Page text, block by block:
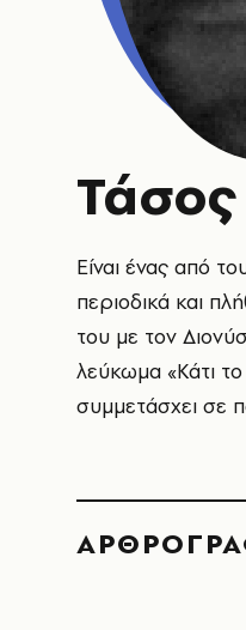
Είναι ένας από
περιοδικά και
του με τον
λεύκωμα «Κάτι
συμμετάσχει σε